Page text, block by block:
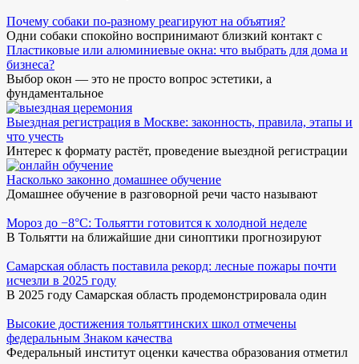
Почему собаки по-разному реагируют на объятия?
Одни собаки спокойно воспринимают близкий контакт с
Пластиковые или алюминиевые окна: что выбрать для дома и
бизнеса?
Выбор окон — это не просто вопрос эстетики, а
фундаментальное
Выездная регистрация в Москве: законность, правила, этапы и
что учесть
Интерес к формату растёт, проведение выездной регистрации
Насколько законно домашнее обучение
Домашнее обучение в разговорной речи часто называют
Мороз до −8°C: Тольятти готовится к холодной неделе
В Тольятти на ближайшие дни синоптики прогнозируют
Самарская область поставила рекорд: лесные пожары почти
исчезли в 2025 году
В 2025 году Самарская область продемонстрировала один
Высокие достижения тольяттинских школ отмечены
федеральным Знаком качества
Федеральный институт оценки качества образования отметил